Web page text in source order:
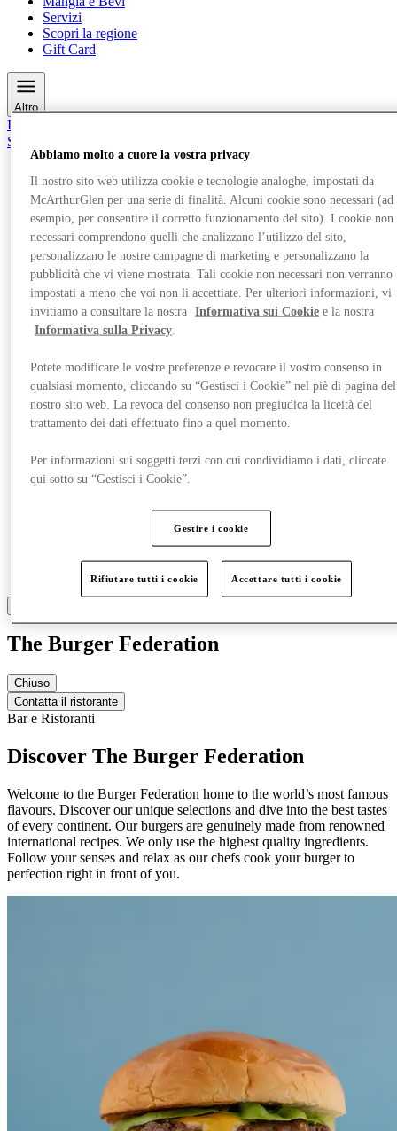
Servizi
Scopri la regione
Gift Card
Altro
Il Club
Salvata
it
Negozi
Offerte
Pianifica la tua visita
Cosa c'è in programma
Mangia e Bevi
Servizi
Scopri la regione
Gift Card
The Burger Federation
Chiuso
Contatta il ristorante
Bar e Ristoranti
Discover The Burger Federation
Welcome to the Burger Federation home to the world’s most famous
flavours. Discover our unique selections and dive into the best tastes
of every continent. Our burgers are genuinely made from renowned
international recipes. We only use the highest quality ingredients.
Follow your senses and relax as our chefs cook your burger to
perfection right in front of you.
Abbiamo molto a cuore la vostra privacy
Il nostro sito web utilizza cookie e tecnologie analoghe, impostati da
McArthurGlen per una serie di finalità. Alcuni cookie sono necessari (ad
esempio, per consentire il corretto funzionamento del sito). I cookie non
necessari comprendono quelli che analizzano l’utilizzo del sito,
personalizzano le nostre campagne di marketing e personalizzano la
pubblicità che vi viene mostrata. Tali cookie non necessari non verranno
impostati a meno che voi non li accettiate. Per ulteriori informazioni, vi
invitiamo a consultare la nostra
Informativa sui Cookie e la nostra
Informativa sulla Privacy
Potete modificare le vostre preferenze e revocare il vostro consenso in
qualsiasi momento, cliccando su “Gestisci i Cookie” nel piè di pagina del
nostro sito web. La revoca del consenso non pregiudica la liceità del
trattamento dei dati effettuato fino a quel momento.
Per informazioni sui soggetti terzi con cui condividiamo i dati, cliccate
qui sotto su “Gestisci i Cookie”.
Gestire i cookie
Rifiutare tutti i cookie Accettare tutti i cookie